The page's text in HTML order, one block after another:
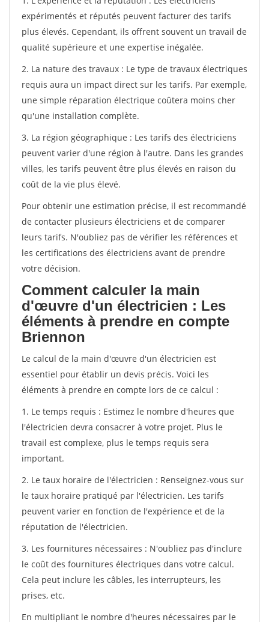
expérimentés et réputés peuvent facturer des tarifs
plus élevés. Cependant, ils offrent souvent un travail de
qualité supérieure et une expertise inégalée.
2. La nature des travaux : Le type de travaux électriques
requis aura un impact direct sur les tarifs. Par exemple,
une simple réparation électrique coûtera moins cher
qu'une installation complète.
3. La région géographique : Les tarifs des électriciens
peuvent varier d'une région à l'autre. Dans les grandes
villes, les tarifs peuvent être plus élevés en raison du
coût de la vie plus élevé.
Pour obtenir une estimation précise, il est recommandé
de contacter plusieurs électriciens et de comparer
leurs tarifs. N'oubliez pas de vérifier les références et
les certifications des électriciens avant de prendre
votre décision.
Comment calculer la main
d'œuvre d'un électricien : Les
éléments à prendre en compte
Briennon
Le calcul de la main d'œuvre d'un électricien est
essentiel pour établir un devis précis. Voici les
éléments à prendre en compte lors de ce calcul :
1. Le temps requis : Estimez le nombre d'heures que
l'électricien devra consacrer à votre projet. Plus le
travail est complexe, plus le temps requis sera
important.
2. Le taux horaire de l'électricien : Renseignez-vous sur
le taux horaire pratiqué par l'électricien. Les tarifs
peuvent varier en fonction de l'expérience et de la
réputation de l'électricien.
3. Les fournitures nécessaires : N'oubliez pas d'inclure
le coût des fournitures électriques dans votre calcul.
Cela peut inclure les câbles, les interrupteurs, les
prises, etc.
En multipliant le nombre d'heures nécessaires par le